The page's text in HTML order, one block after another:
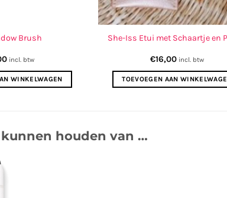
Brush
incl. btw
WINKELWAGEN
She-Iss Etui met Schaartje en
€16,00 incl. btw
TOEVOEGEN AAN
kunnen houden van …